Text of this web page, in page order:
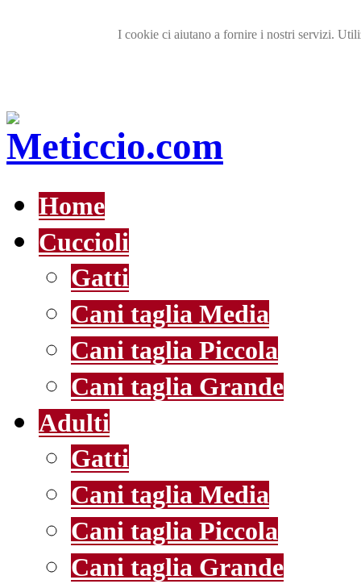
I cookie ci aiutano a fornire i nostri servizi.
Home
Cuccioli
Gatti
Cani taglia Media
Cani taglia Piccola
Cani taglia Grande
Adulti
Gatti
Cani taglia Media
Cani taglia Piccola
Cani taglia Grande